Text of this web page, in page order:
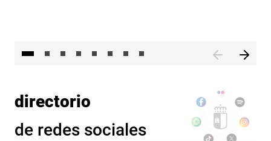
directorio
de redes sociales